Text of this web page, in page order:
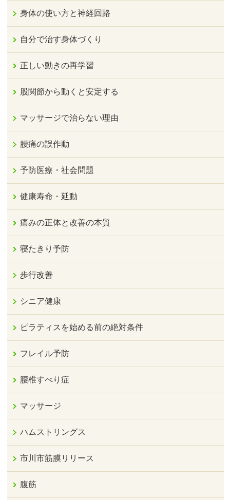
身体の使い方と神経回路
自分で治す身体づくり
正しい動きの再学習
股関節から動くと安定する
マッサージで治らない理由
腰痛の誤作動
予防医療・社会問題
健康寿命・延動
痛みの正体と改善の本質
寝たきり予防
歩行改善
シニア健康
ピラティスを始める前の絶対条件
フレイル予防
腰椎すべり症
マッサージ
ハムストリングス
市川市筋膜リリース
腹筋